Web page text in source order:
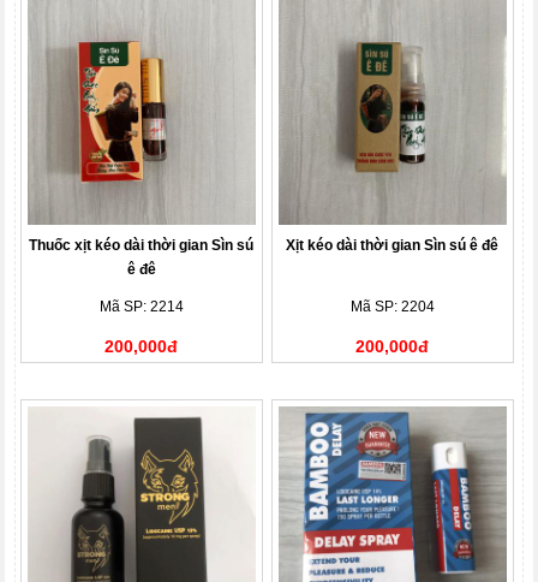
Thuốc xịt kéo dài thời gian Sìn sú
ê đê
Mã SP: 2214
200,000đ
Xịt kéo dài thời gian Sìn sú ê đê
Mã SP: 2204
200,000đ